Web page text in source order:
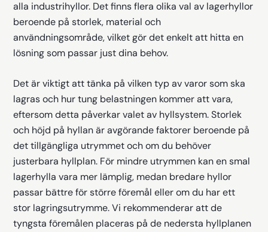
alla industrihyllor. Det finns flera olika val av lagerhyllor
beroende på storlek, material och
användningsområde, vilket gör det enkelt att hitta en
lösning som passar just dina behov.
Det är viktigt att tänka på vilken typ av varor som ska
lagras och hur tung belastningen kommer att vara,
eftersom detta påverkar valet av hyllsystem. Storlek
och höjd på hyllan är avgörande faktorer beroende på
det tillgängliga utrymmet och om du behöver
justerbara hyllplan. För mindre utrymmen kan en smal
lagerhylla vara mer lämplig, medan bredare hyllor
passar bättre för större föremål eller om du har ett
stor lagringsutrymme. Vi rekommenderar att de
tyngsta föremålen placeras på de nedersta hyllplanen